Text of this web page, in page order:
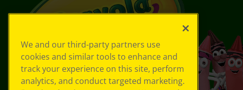
We and our third-party partners use
cookies and similar tools to enhance and
track your experience on this site, perform
analytics, and conduct targeted marketing.